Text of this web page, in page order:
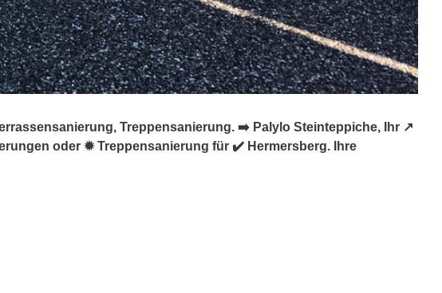
Treppensanierung. ➡️ Palylo Steinteppiche, Ihr ↗️
oder ✹ Treppensanierung für ✔️ Hermersberg. Ihre